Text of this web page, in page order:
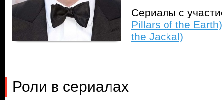
Сериалы с
Pillars of the Earth)
the Jackal)
Роли в сериалах